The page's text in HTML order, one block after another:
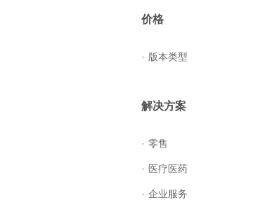
价格
· 版本类型
解决方案
· 零售
· 医疗医药
· 企业服务